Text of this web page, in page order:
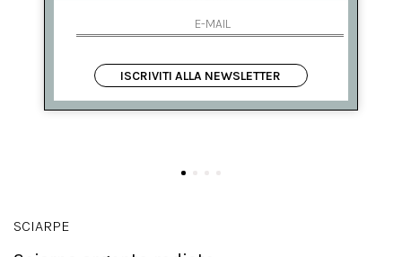
SCIARPE
ISCRIVITI ALLA NEWSLETTER